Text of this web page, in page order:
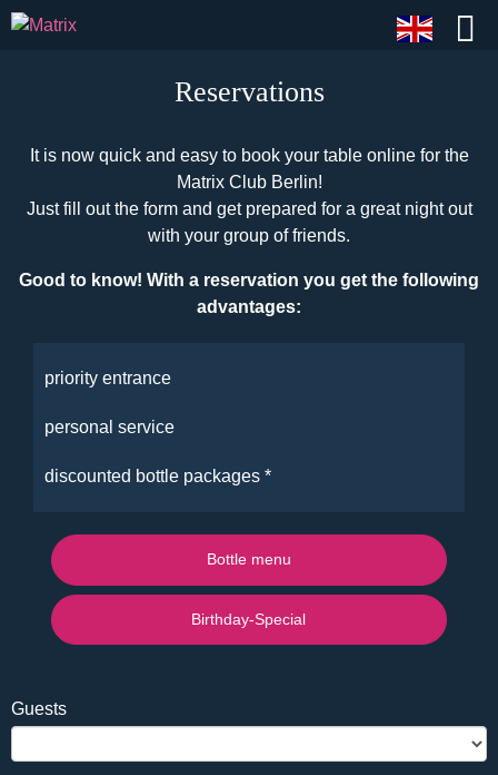
Reservations
It is now quick and easy to book your table online for the
Matrix Club Berlin!
Just fill out the form and get prepared for a great night out
with your group of friends.
Good to know! With a reservation you get the following
advantages:
priority entrance
personal service
discounted bottle packages *
Bottle menu
Birthday-Special
Reservierung
EN
Falls
Du
ein
Guests